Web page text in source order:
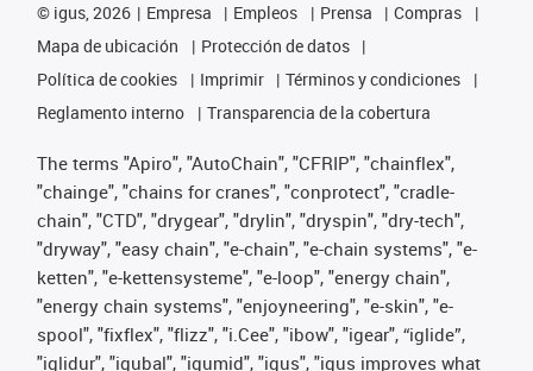
© igus, 2026 Empresa Empleos Prensa
Compras
Mapa de ubicación
Protección de datos
Política de cookies
Imprimir
Términos y condiciones
Reglamento interno
Transparencia de la cobertura
The terms "Apiro", "AutoChain", "CFRIP", "chainflex",
"chainge", "chains for cranes", "conprotect", "cradle-
chain", "CTD", "drygear", "drylin", "dryspin", "dry-tech",
"dryway", "easy chain", "e-chain", "e-chain systems", "e-
ketten", "e-kettensysteme", "e-loop", "energy chain",
"energy chain systems", "enjoyneering", "e-skin", "e-
spool", "fixflex", "flizz", "i.Cee", "ibow", "igear", “iglide”,
"iglidur", "igubal", "igumid", "igus", "igus improves what